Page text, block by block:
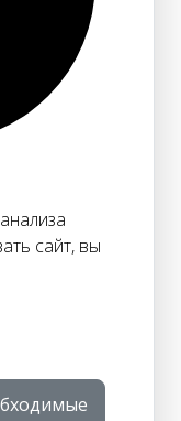
сайт, вы